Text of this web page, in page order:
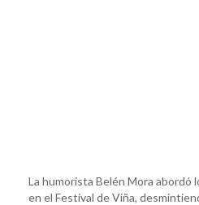
La humorista Belén Mora abordó
en el Festival de Viña,